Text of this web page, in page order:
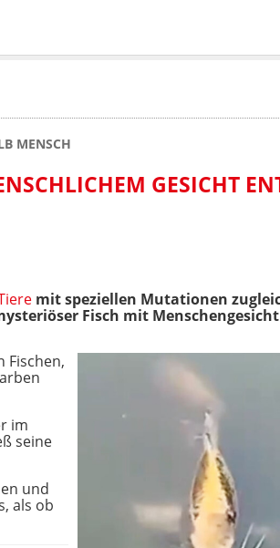
MENSCH
GESICHT
mit speziellen Mutationen
Fisch mit
Fischen,
im
seine
und
als ob